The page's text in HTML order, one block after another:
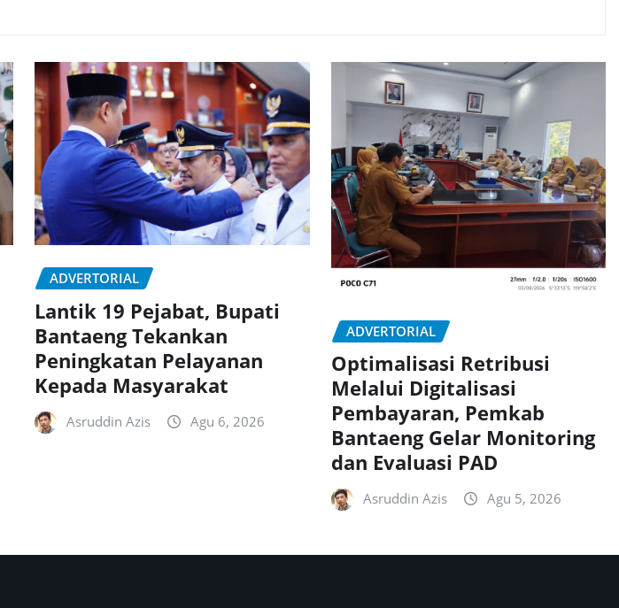
ADVERTORIAL
Lantik 19 Pejabat, Bupati
Bantaeng Tekankan
Peningkatan Pelayanan
Kepada Masyarakat
Asruddin Azis Agu 6, 2026
ADVERTORIAL
Optimalisasi Retribusi
Melalui Digitalisasi
Pembayaran, Pemkab
Bantaeng Gelar Monitoring
dan Evaluasi PAD
Asruddin Azis Agu 5, 2026